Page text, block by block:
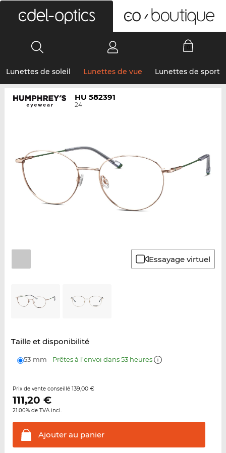
Lunettes de soleil Lunettes de vue Lunettes de sport
HU 582391
24
Essayage virtuel
Taille et disponibilité
53 mm Prêtes à l'envoi dans 53 heures
Prix de vente conseillé 139,00 €
111,20 €
21.00% de TVA incl.
Ajouter au panier